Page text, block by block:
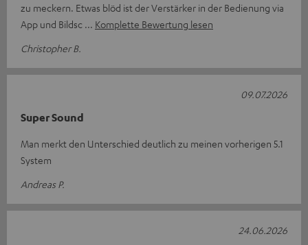
zu meckern. Etwas blöd ist der Verstärker in der Bedienung via
App und Bildsc
Komplette Bewertung lesen
Christopher B.
Super Sound
Man merkt den Unterschied deutlich zu meinen vorherigen 5.1
System
Andreas P.
09.07.2026
24.06.2026